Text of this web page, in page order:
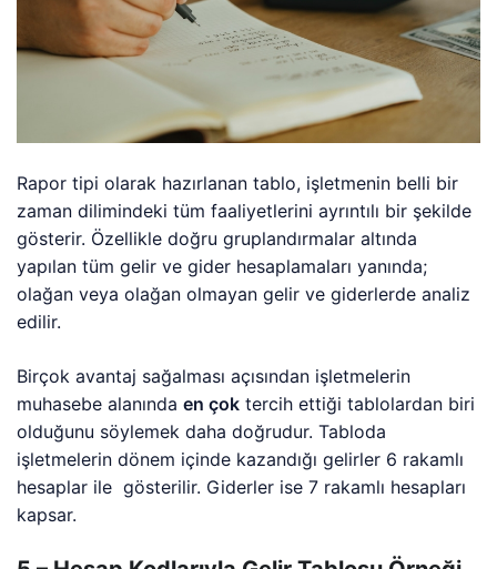
Rapor tipi olarak hazırlanan tablo, işletmenin belli bir
zaman dilimindeki tüm faaliyetlerini ayrıntılı bir şekilde
gösterir. Özellikle doğru gruplandırmalar altında
yapılan tüm gelir ve gider hesaplamaları yanında;
olağan veya olağan olmayan gelir ve giderlerde analiz
edilir.
Birçok avantaj sağalması açısından işletmelerin
muhasebe alanındaen çok tercih ettiği tablolardan biri
olduğunu söylemek daha doğrudur. Tabloda
işletmelerin dönem içinde kazandığı gelirler 6 rakamlı
hesaplar ile gösterilir. Giderler ise 7 rakamlı hesapları
kapsar.